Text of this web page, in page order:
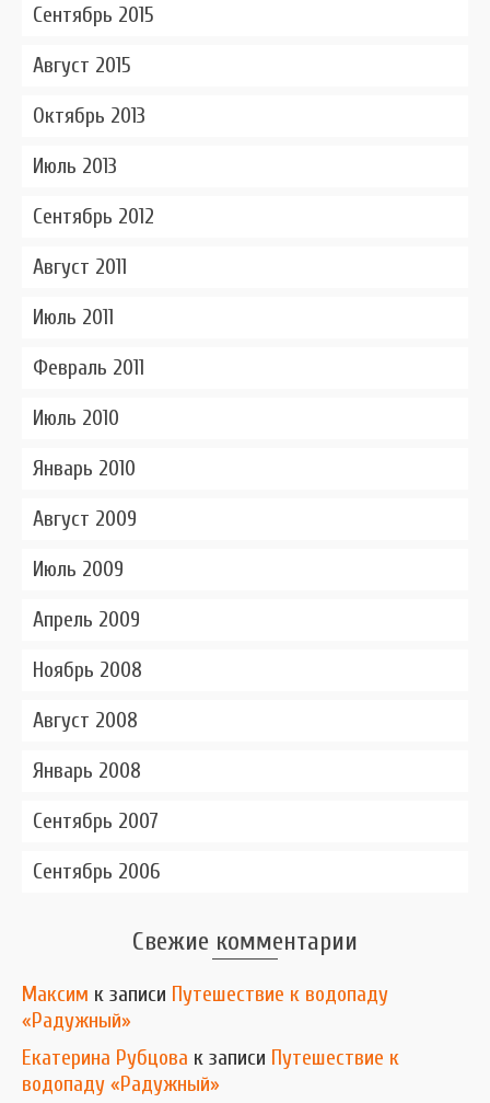
Сентябрь 2015
Август 2015
Октябрь 2013
Июль 2013
Сентябрь 2012
Август 2011
Июль 2011
Февраль 2011
Июль 2010
Январь 2010
Август 2009
Июль 2009
Апрель 2009
Ноябрь 2008
Август 2008
Январь 2008
Сентябрь 2007
Сентябрь 2006
Свежие комментарии
Максим к записи Путешествие к водопаду
«Радужный»
Екатерина Рубцова к записи Путешествие к
водопаду «Радужный»